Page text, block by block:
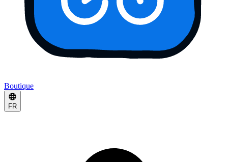
Boutique
FR